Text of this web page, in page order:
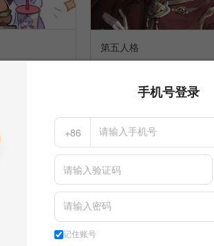
第五人格
101
周南絮
发布到周南絮
手机号登录
+86
记住账号